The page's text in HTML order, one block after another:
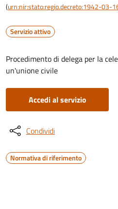
(urn:nir:stato:regio.decreto:1942-03-
Servizio attivo
Procedimento di delega per la
un'unione civile
Accedi al servizio
Condividi
Normativa di riferimento